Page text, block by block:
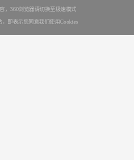
，360浏览器请切换至极速模式
即表示您同意我们使用Cookies